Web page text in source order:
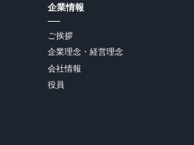
企業情報
ご挨拶
企業理念・経営理念
会社情報
役員